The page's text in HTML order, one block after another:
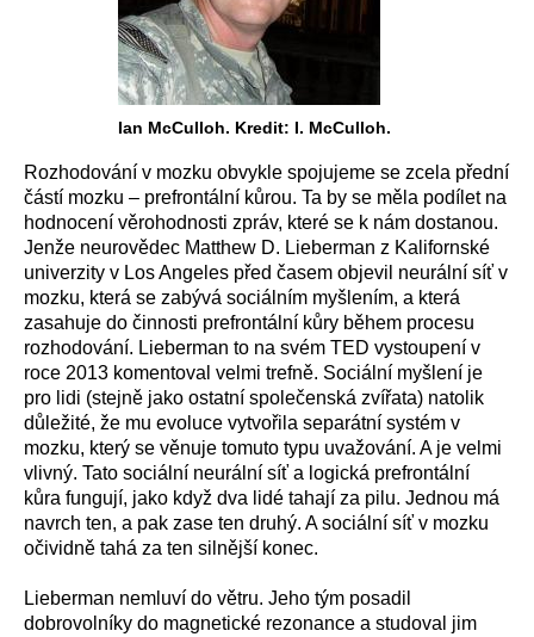
Ian McCulloh. Kredit: I. McCulloh.
Rozhodování v mozku obvykle spojujeme se zcela přední
částí mozku – prefrontální kůrou. Ta by se měla podílet na
hodnocení věrohodnosti zpráv, které se k nám dostanou.
Jenže neurovědec Matthew D. Lieberman z Kalifornské
univerzity v Los Angeles před časem objevil neurální síť v
mozku, která se zabývá sociálním myšlením, a která
zasahuje do činnosti prefrontální kůry během procesu
rozhodování. Lieberman to na svém TED vystoupení v
roce 2013 komentoval velmi trefně. Sociální myšlení je
pro lidi (stejně jako ostatní společenská zvířata) natolik
důležité, že mu evoluce vytvořila separátní systém v
mozku, který se věnuje tomuto typu uvažování. A je velmi
vlivný. Tato sociální neurální síť a logická prefrontální
kůra fungují, jako když dva lidé tahají za pilu. Jednou má
navrch ten, a pak zase ten druhý. A sociální síť v mozku
očividně tahá za ten silnější konec.
Lieberman nemluví do větru. Jeho tým posadil
dobrovolníky do magnetické rezonance a studoval jim